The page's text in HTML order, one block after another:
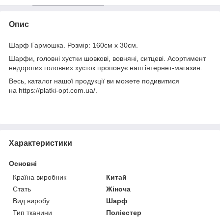
Опис
Шарф Гармошка. Розмір: 160см х 30см.
Шарфи, головні хустки шовкові, вовняні, ситцеві. Асортимент
недорогих головних хусток пропонує наш інтернет-магазин.
Весь, каталог нашої продукції ви можете подивитися
на https://platki-opt.com.ua/.
Характеристики
Основні
Країна виробник
Китай
Стать
Жіноча
Вид виробу
Шарф
Тип тканини
Поліестер